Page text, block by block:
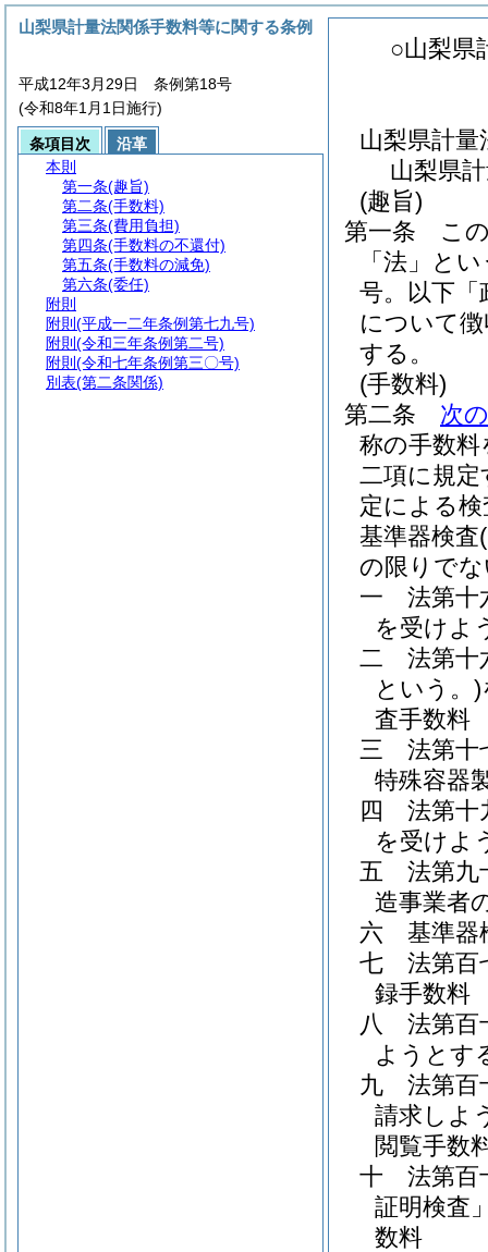
○山梨県
山梨県計
山梨県
(趣旨)
第一条
こ
「法」と
号。以下「
について
する。
(手数料)
第二条
次
称の手数
二項に規
定による
基準器検査
の限りで
一
法第十
を受けよ
二
法第十
という。)
査手数料
三
法第
特殊容器
四
法第十
を受けよ
五
法第
造事業者
六
基準
七
法第
録手数料
八
法第百
ようとす
九
法第百
請求しよ
閲覧手数
十
法第百
証明検査
数料
山梨県計量法関係手数料等に関する条例
平成12年3月29日 条例第18号
(令和8年1月1日施行)
条項目次
沿革
本則
第一条(趣旨)
第二条(手数料)
第三条(費用負担)
第四条(手数料の不還付)
第五条(手数料の減免)
第六条(委任)
附則
附則 (平成一二年条例第七九号)
附則 (令和三年条例第二号)
附則 (令和七年条例第三〇号)
別表(第二条関係)